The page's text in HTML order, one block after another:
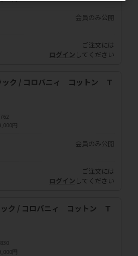
会員のみ公開
ご注文には
ログイン してください
ック / コロバニィ コットン Ｔ
円
会員のみ公開
ご注文には
ログイン してください
ック / コロバニィ コットン Ｔ
円